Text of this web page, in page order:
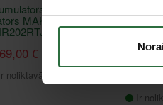
MAKITA
€
noliktavā
perforators
Ir